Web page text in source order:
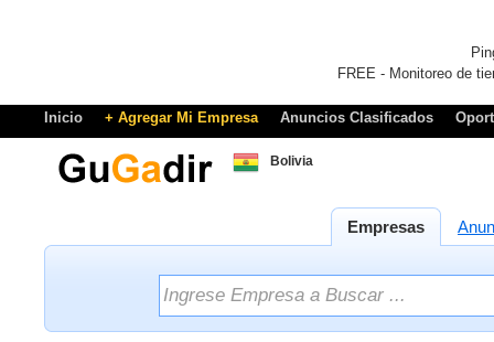
FREE - Monitoreo de
Inicio + Agregar Mi Empresa Anuncios Clasificados
Bolivia
Empresas